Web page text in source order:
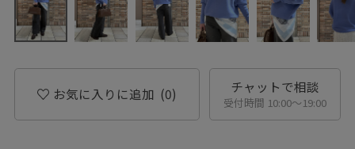
お気に入りに追加 (0) チャットで相談
受付時間 10:00〜19:00